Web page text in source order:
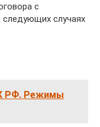
с
случаях
РФ. Режимы